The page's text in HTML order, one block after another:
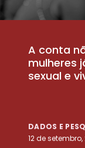
A conta
mulheres
sexual e
DADOS E
12 de setembro,